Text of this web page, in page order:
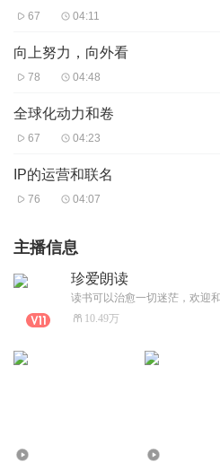
67 04:11
向上努力，向外看
78 04:48
全球化动力和卷
67 04:23
IP的运营和联名
76 04:07
主播信息
珍爱朗读
10.49万